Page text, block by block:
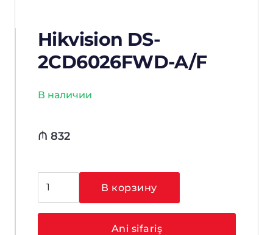
Hikvision DS-
2CD6026FWD-A/F
В наличии
₼ 832
товара
В корзину
Ani sifariş